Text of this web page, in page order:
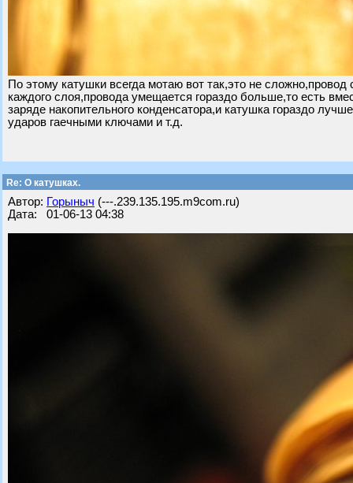
По этому катушки всегда мотаю вот так,это не
каждого слоя,провода умещается гораздо больше,то есть
заряде накопительного конденсатора,и катушка гораздо
ударов гаечными ключами и т.д.
Re: О катушках.
Автор: Горыныч (---.239.135.195.m9com.ru)
Дата: 01-06-13 04:38